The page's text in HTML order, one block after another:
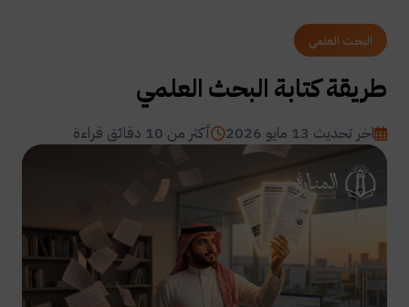
البحث العلمي
طريقة كتابة البحث العلمي
اخر تحديث 13 مايو 2026 أكثر من 10 دقائق قراءة